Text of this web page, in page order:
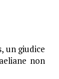
un giudice
non